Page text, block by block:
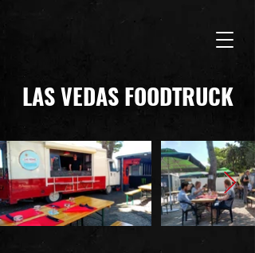
LAS VEDAS FOODTRUCK